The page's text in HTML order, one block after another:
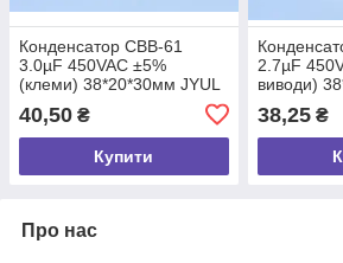
Конденсатор CBB-61
3.0µF 450VAC ±5%
(клеми) 38*20*30мм JYUL
40,50 ₴
Купити
2.7µF
виводи)
38,25₴
Про нас